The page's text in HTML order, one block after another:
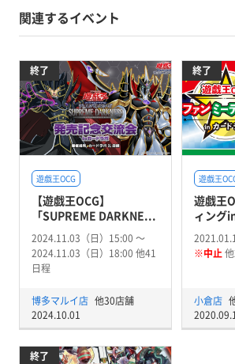
関連するイベント
終了
遊戯王OCG
【遊戯王OCG】
「SUPREME DARKNE...
2024.11.03（日）15:00 〜
2024.11.03（日）18:00 他41
日程
博多マルイ店 他30店舗
2024.10.01
終了
遊戯王
遊戯王
ィング
※中止他
小倉店
終了